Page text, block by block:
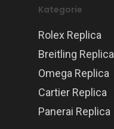
Kategorie
Rolex Replica
Breitling Replica
Omega Replica
Cartier Replica
Panerai Replica